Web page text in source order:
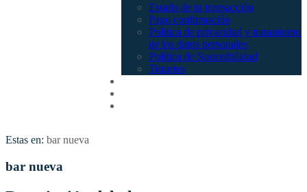
Estado de tu transacción
Pago confirmación
Política de privacidad y tratamiento
de los datos personales
Política de Sostenibilidad
Tiquetes
Estas en: bar nueva
bar nueva